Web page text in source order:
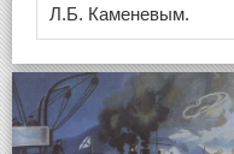
Л.Б. Каменевым.